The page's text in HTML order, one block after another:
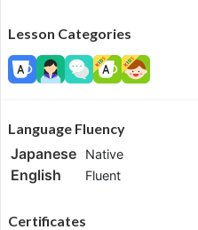
Lesson Categories
Language Fluency
Japanese Native
English Fluent
Certificates